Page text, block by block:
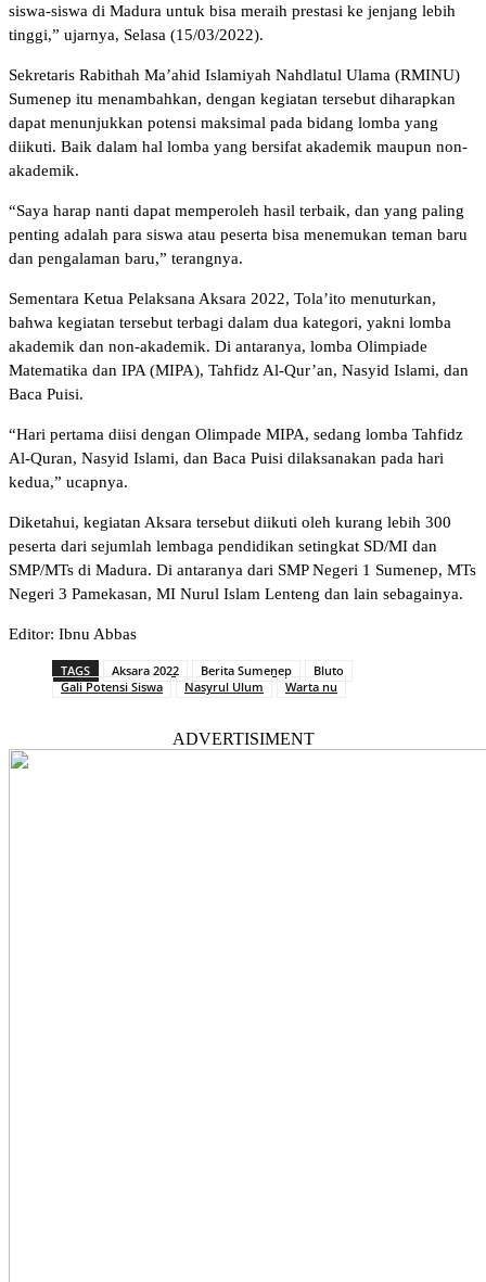
siswa-siswa di Madura untuk bisa meraih prestasi ke jenjang lebih
tinggi,” ujarnya, Selasa (15/03/2022).
Sekretaris Rabithah Ma’ahid Islamiyah Nahdlatul Ulama (RMINU)
Sumenep itu menambahkan, dengan kegiatan tersebut diharapkan
dapat menunjukkan potensi maksimal pada bidang lomba yang
diikuti. Baik dalam hal lomba yang bersifat akademik maupun non-
akademik.
“Saya harap nanti dapat memperoleh hasil terbaik, dan yang paling
penting adalah para siswa atau peserta bisa menemukan teman baru
dan pengalaman baru,” terangnya.
Sementara Ketua Pelaksana Aksara 2022, Tola’ito menuturkan,
bahwa kegiatan tersebut terbagi dalam dua kategori, yakni lomba
akademik dan non-akademik. Di antaranya, lomba Olimpiade
Matematika dan IPA (MIPA), Tahfidz Al-Qur’an, Nasyid Islami, dan
Baca Puisi.
“Hari pertama diisi dengan Olimpade MIPA, sedang lomba Tahfidz
Al-Quran, Nasyid Islami, dan Baca Puisi dilaksanakan pada hari
kedua,” ucapnya.
Diketahui, kegiatan Aksara tersebut diikuti oleh kurang lebih 300
peserta dari sejumlah lembaga pendidikan setingkat SD/MI dan
SMP/MTs di Madura. Di antaranya dari SMP Negeri 1 Sumenep, MTs
Negeri 3 Pamekasan, MI Nurul Islam Lenteng dan lain sebagainya.
Editor: Ibnu Abbas
TAGS Aksara 2022 Berita Sumenep
Bluto
Gali Potensi Siswa
Nasyrul Ulum Warta nu
ADVERTISIMENT